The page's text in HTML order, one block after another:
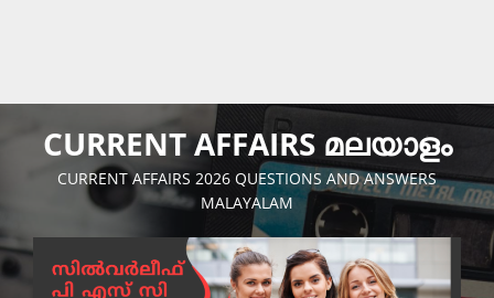
CURRENT AFFAIRS മലയാളം
CURRENT AFFAIRS 2026 QUESTIONS AND ANSWERS
MALAYALAM